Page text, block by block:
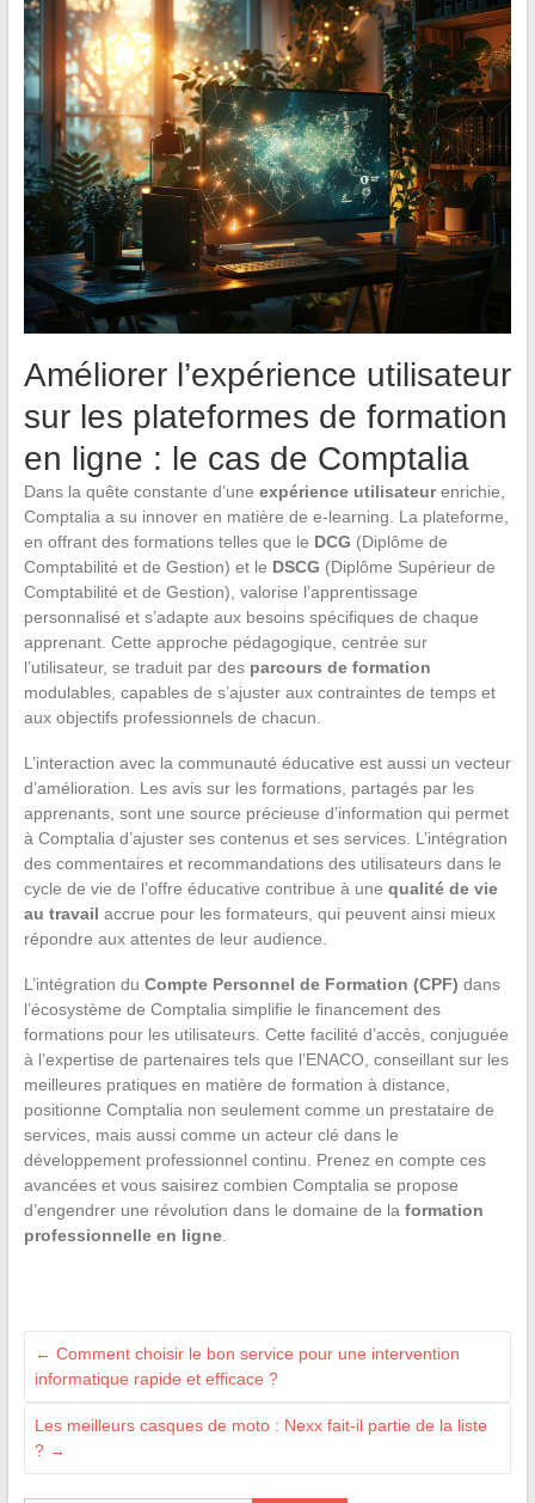
Améliorer l’expérience utilisateur
sur les plateformes de formation
en ligne : le cas de Comptalia
Dans la quête constante d’une expérience utilisateurenrichie,
Comptalia a su innover en matière de e-learning. La plateforme,
en offrant des formations telles que le DCG (Diplôme de
Comptabilité et de Gestion) et le DSCG (Diplôme Supérieur de
Comptabilité et de Gestion), valorise l’apprentissage
personnalisé et s’adapte aux besoins spécifiques de chaque
apprenant. Cette approche pédagogique, centrée sur
l’utilisateur, se traduit par des parcours de formation
modulables, capables de s’ajuster aux contraintes de temps et
aux objectifs professionnels de chacun.
L’interaction avec la communauté éducative est aussi un vecteur
d’amélioration. Les avis sur les formations, partagés par les
apprenants, sont une source précieuse d’information qui permet
à Comptalia d’ajuster ses contenus et ses services. L’intégration
des commentaires et recommandations des utilisateurs dans le
cycle de vie de l’offre éducative contribue à une qualité de vie
au travail accrue pour les formateurs, qui peuvent ainsi mieux
répondre aux attentes de leur audience.
L’intégration du Compte Personnel de Formation (CPF) dans
l’écosystème de Comptalia simplifie le financement des
formations pour les utilisateurs. Cette facilité d’accès, conjuguée
à l’expertise de partenaires tels que l’ENACO, conseillant sur les
meilleures pratiques en matière de formation à distance,
positionne Comptalia non seulement comme un prestataire de
services, mais aussi comme un acteur clé dans le
développement professionnel continu. Prenez en compte ces
avancées et vous saisirez combien Comptalia se propose
d’engendrer une révolution dans le domaine de la formation
professionnelle en ligne.
← Comment choisir le bon service pour une intervention
informatique rapide et efficace ?
Les meilleurs casques de moto : Nexx fait-il partie de la liste
? →